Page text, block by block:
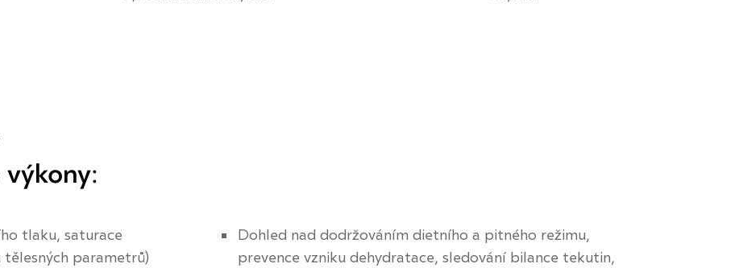
výkony:
tlaku, saturace
parametrů)
Dohled nad dodržováním dietního a pitného režimu,
prevence vzniku dehydratace, sledování bilance tekutin,